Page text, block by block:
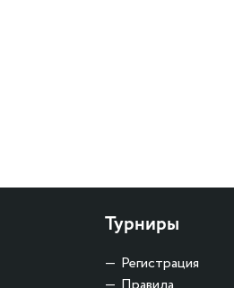
Турниры
Регистрация